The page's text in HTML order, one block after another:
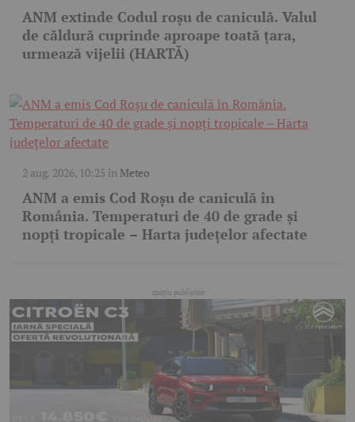
ANM extinde Codul roșu de caniculă. Valul
de căldură cuprinde aproape toată țara,
urmează vijelii (HARTĂ)
2 aug. 2026, 10:25 în Meteo
ANM a emis Cod Roșu de caniculă în
România. Temperaturi de 40 de grade și
nopți tropicale – Harta județelor afectate